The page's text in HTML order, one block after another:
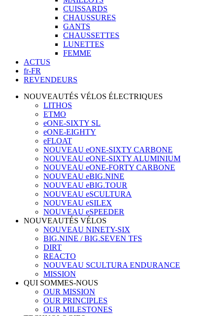
CUISSARDS
CHAUSSURES
GANTS
CHAUSSETTES
LUNETTES
FEMME
ACTUS
fr-FR
REVENDEURS
NOUVEAUTÉS VÉLOS ÉLECTRIQUES
LITHOS
ETMO
eONE-SIXTY SL
eONE-EIGHTY
eFLOAT
NOUVEAU eONE-SIXTY CARBONE
NOUVEAU eONE-SIXTY ALUMINIUM
NOUVEAU eONE-FORTY CARBONE
NOUVEAU eBIG.NINE
NOUVEAU eBIG.TOUR
NOUVEAU eSCULTURA
NOUVEAU eSILEX
NOUVEAU eSPEEDER
NOUVEAUTÉS VÉLOS
NOUVEAU NINETY-SIX
BIG.NINE / BIG.SEVEN TFS
DIRT
REACTO
NOUVEAU SCULTURA ENDURANCE
MISSION
QUI SOMMES-NOUS
OUR MISSION
OUR PRINCIPLES
OUR MILESTONES